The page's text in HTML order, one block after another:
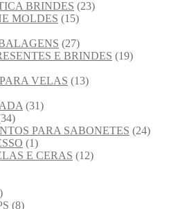
BRINDES (23)
MOLDES (15)
(27)
E BRINDES (19)
VELAS (13)
(31)
PARA SABONETES (24)
(1)
E CERAS (12)
(8)